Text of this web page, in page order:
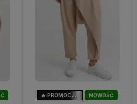
NOWOŚĆ
🔥 PROMOCJA